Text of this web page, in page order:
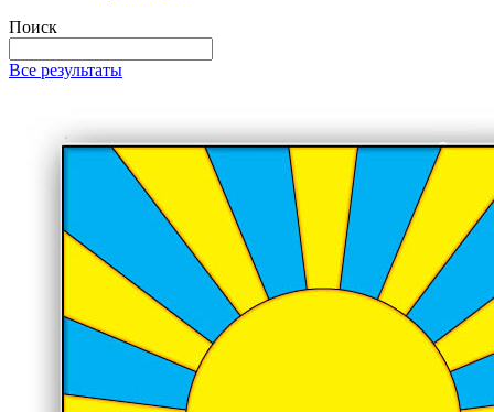
Поиск
Все результаты